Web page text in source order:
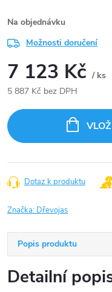
Na objednávku
Možnosti doručení
7 123 Kč / ks
5 887 Kč bez DPH
cena:
Dotaz k produktu
Značka: Dřevojas
Popis produktu
Detailní